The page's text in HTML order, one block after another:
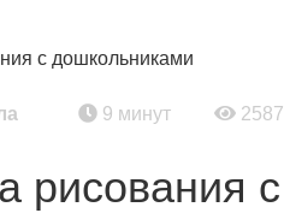
9 минут
рисования